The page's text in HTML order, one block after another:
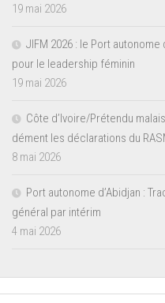
19 mai 2026
JIFM 2026 : le Port
pour le leadership féminin
19 mai 2026
Côte d’Ivoire/Prétendu
dément les déclarations du
8 mai 2026
Port autonome d’Abidjan :
général par intérim
4 mai 2026